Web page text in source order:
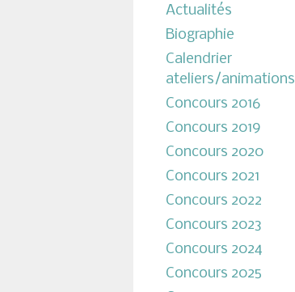
Actualités
Biographie
Calendrier
ateliers/animations
Concours 2016
Concours 2019
Concours 2020
Concours 2021
Concours 2022
Concours 2023
Concours 2024
Concours 2025